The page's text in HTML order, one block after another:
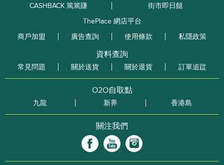
CASHBACK 篤篤賺
街市即日餸
ThePlace 網店平台
商戶加盟
廣告查詢 使用條款 私隱政策
資料查詢
常見問題 關於送貨 關於退貨 訂單追踨
O2O自取點
九龍 新界 香港島
關注我們